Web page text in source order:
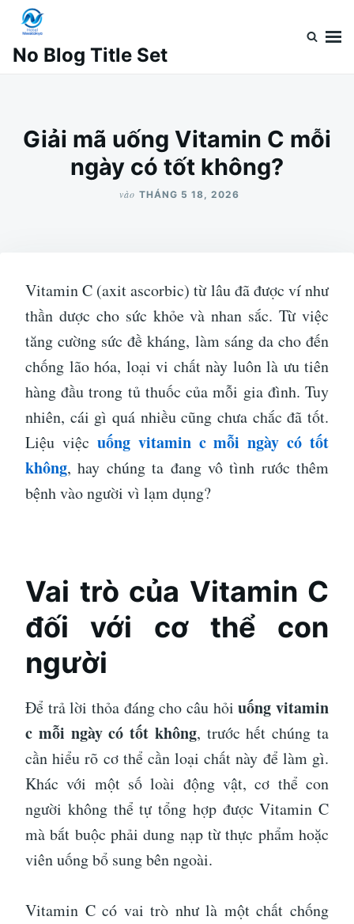
Nhảy
nội
Tìm
kiếm
cho:
No Blog Title Set
Giải mã uống Vitamin C mỗi
ngày có tốt không?
vào THÁNG 5 18, 2026
Vitamin C (axit ascorbic) từ lâu đã được ví như
thần dược cho sức khỏe và nhan sắc. Từ việc
tăng cường sức đề kháng, làm sáng da cho đến
chống lão hóa, loại vi chất này luôn là ưu tiên
hàng đầu trong tủ thuốc của mỗi gia đình. Tuy
nhiên, cái gì quá nhiều cũng chưa chắc đã tốt.
Liệu việc uống vitamin c mỗi ngày có tốt
không, hay chúng ta đang vô tình rước thêm
bệnh vào người vì lạm dụng?
Vai trò của Vitamin C
đối với cơ thể con
người
Để trả lời thỏa đáng cho câu hỏiuống vitamin
c mỗi ngày có tốt không, trước hết chúng ta
cần hiểu rõ cơ thể cần loại chất này để làm gì.
Khác với một số loài động vật, cơ thể con
người không thể tự tổng hợp được Vitamin C
mà bắt buộc phải dung nạp từ thực phẩm hoặc
viên uống bổ sung bên ngoài.
Vitamin C có vai trò như là một chất chống